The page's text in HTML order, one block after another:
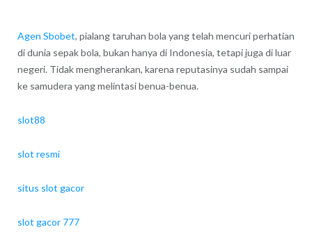
Agen Sbobet, pialang taruhan bola yang telah mencuri perhatian
di dunia sepak bola, bukan hanya di Indonesia, tetapi juga di luar
negeri. Tidak mengherankan, karena reputasinya sudah sampai
ke samudera yang melintasi benua-benua.
slot88
slot resmi
situs slot gacor
slot gacor 777